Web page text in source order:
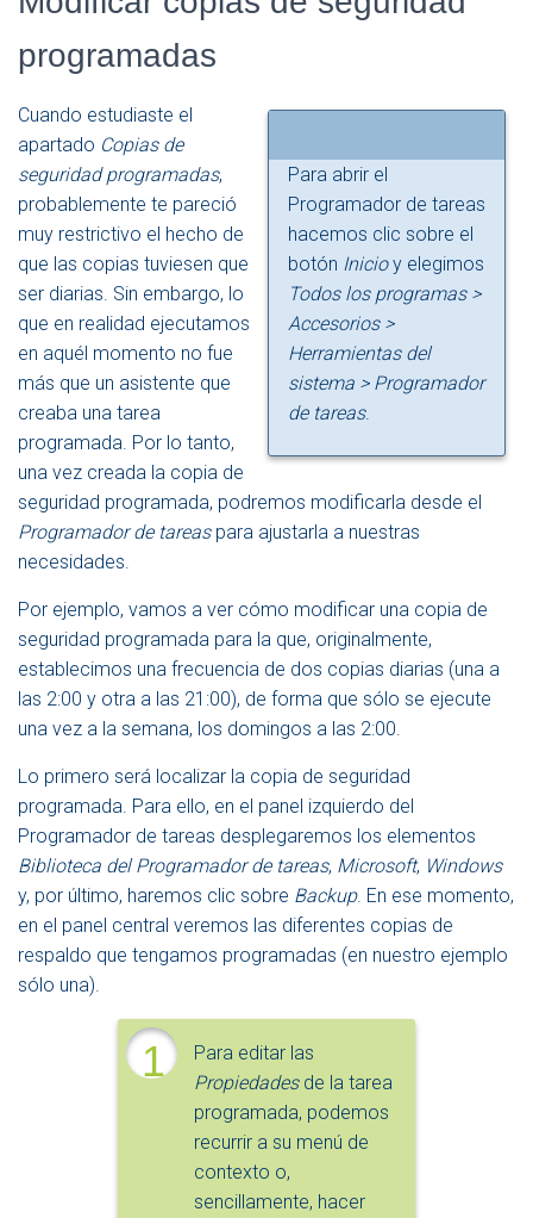
programadas
Para abrir el
Programador de tareas
hacemos clic sobre el
botón Inicioy elegimos
Todos los programas >
Accesorios >
Herramientas del
sistema > Programador
de tareas.
Cuando estudiaste el
apartado Copias de
seguridad programadas,
probablemente te pareció
muy restrictivo el hecho de
que las copias tuviesen que
ser diarias. Sin embargo, lo
que en realidad ejecutamos
en aquél momento no fue
más que un asistente que
creaba una tarea
programada. Por lo tanto,
una vez creada la copia de
seguridad programada, podremos modificarla desde el
Programador de tareaspara ajustarla a nuestras
necesidades.
Por ejemplo, vamos a ver cómo modificar una copia de
seguridad programada para la que, originalmente,
establecimos una frecuencia de dos copias diarias (una a
las 2:00 y otra a las 21:00), de forma que sólo se ejecute
una vez a la semana, los domingos a las 2:00.
Lo primero será localizar la copia de seguridad
programada. Para ello, en el panel izquierdo del
Programador de tareas desplegaremos los elementos
Biblioteca del Programador de tareas, Microsoft, Windows
y, por último, haremos clic sobre Backup. En ese momento,
en el panel central veremos las diferentes copias de
respaldo que tengamos programadas (en nuestro ejemplo
sólo una).
1
Para editar las
Propiedadesde la tarea
programada, podemos
recurrir a su menú de
contexto o,
sencillamente, hacer